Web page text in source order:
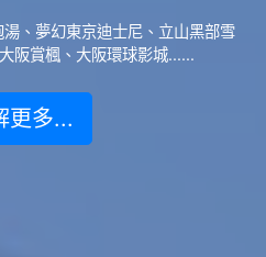
、夢幻東京迪士尼、立山黑部雪
阪賞楓、大阪環球影城......
更多...